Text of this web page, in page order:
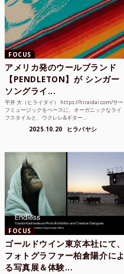
FOCUS
アメリカ発のウールブランド
【PENDLETON】が シンガー
ソングライ...
平井 大（ヒライダイ） https://hiraidai.com/サー
フミュージックをベースに、オーガニックなライ
フスタイルと、ウクレレ&ギター...
2025.10.20 ヒラバヤシ
FOCUS
ゴールドウイン東京本社にて、
フォトグラファー柏倉陽介によ
る写真展＆体験...